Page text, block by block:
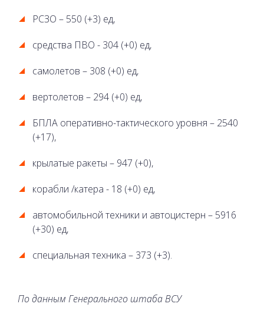
РСЗО – 550 (+3) ед,
средства ПВО - 304 (+0) ед,
самолетов – 308 (+0) ед,
вертолетов – 294 (+0) ед,
БПЛА оперативно-тактического уровня – 2540
(+17),
крылатые ракеты – 947 (+0),
корабли /катера - 18 (+0) ед,
автомобильной техники и автоцистерн – 5916
(+30) ед,
специальная техника – 373 (+3).
По данным Генерального штаба ВСУ